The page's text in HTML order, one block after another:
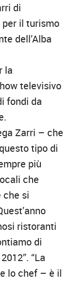
di
il turismo
dell’Alba
la
televisivo
fondi da
Zarri – che
tipo di
più
che
che si
ristoranti
di
“La
lo chef – è il